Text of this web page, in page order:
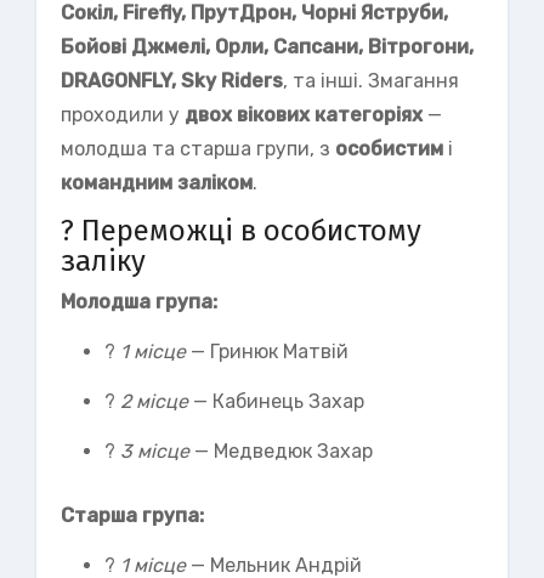
Сокіл, Firefly, ПрутДрон, Чорні Яструби,
Бойові Джмелі, Орли, Сапсани, Вітрогони,
DRAGONFLY, Sky Riders, та інші. Змагання
проходили у двох вікових категоріях—
молодша та старша групи, з особистим і
командним заліком.
? Переможці в особистому
заліку
Молодша група:
? 1 місце— Гринюк Матвій
? 2 місце— Кабинець Захар
? 3 місце— Медведюк Захар
Старша група:
? 1 місце— Мельник Андрій